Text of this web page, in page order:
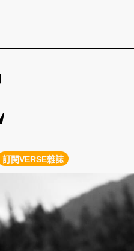
訂閱VERSE雜誌